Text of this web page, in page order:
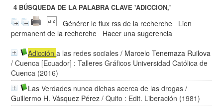
4 BÚSQUEDA DE LA PALABRA CLAVE'ADICCION,'
Générer le flux rss de la recherche
Lien
permanent de la recherche
Hacer una sugerencia
Adiccióna las redes sociales / Marcelo Tenemaza Ruilova
/ Cuenca [Ecuador] : Talleres Gráficos Universidad Católica de
Cuenca (2016)
Las Verdades nunca dichas acerca de las drogas /
Guillermo H. Vásquez Pérez / Quito : Edit. Liberación (1981)